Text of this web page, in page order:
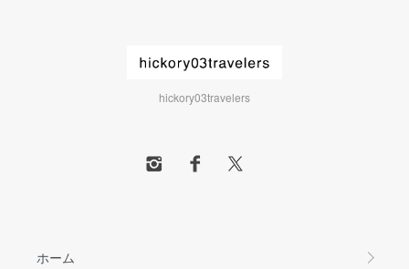
hickory03travelers
ホーム